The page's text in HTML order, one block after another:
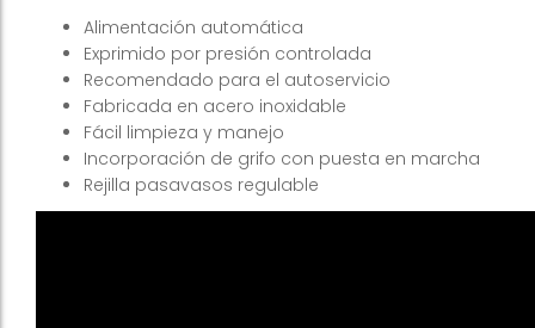
Alimentación automática
Exprimido por presión controlada
Recomendado para el autoservicio
Fabricada en acero inoxidable
Fácil limpieza y manejo
Incorporación de grifo con puesta en marcha
Rejilla pasavasos regulable